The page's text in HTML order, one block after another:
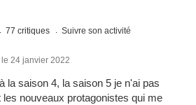
77 critiques Suivre son activité
le 24 janvier 2022
la saison 4, la saison 5 je n'ai pas
nouveaux protagonistes qui me